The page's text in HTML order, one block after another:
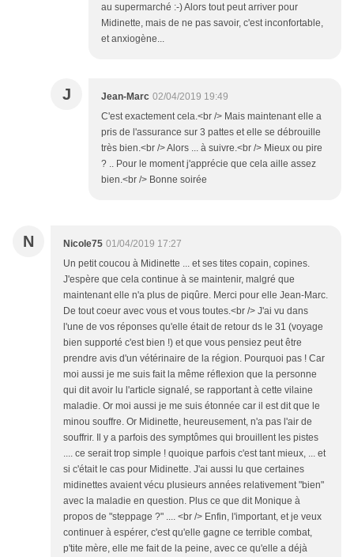
au supermarché :-) Alors tout peut arriver pour
Midinette, mais de ne pas savoir, c'est inconfortable,
et anxiogène...
J Jean-Marc 02/04/2019 19:49
C'est exactement cela.<br /> Mais maintenant elle a
pris de l'assurance sur 3 pattes et elle se débrouille
très bien.<br /> Alors ... à suivre.<br /> Mieux ou pire
? .. Pour le moment j'apprécie que cela aille assez
bien.<br /> Bonne soirée
N Nicole75 01/04/2019 17:27
Un petit coucou à Midinette ... et ses tites copain, copines.
J'espère que cela continue à se maintenir, malgré que
maintenant elle n'a plus de piqûre. Merci pour elle Jean-Marc.
De tout coeur avec vous et vous toutes.<br /> J'ai vu dans
l'une de vos réponses qu'elle était de retour ds le 31 (voyage
bien supporté c'est bien !) et que vous pensiez peut être
prendre avis d'un vétérinaire de la région. Pourquoi pas ! Car
moi aussi je me suis fait la même réflexion que la personne
qui dit avoir lu l'article signalé, se rapportant à cette vilaine
maladie. Or moi aussi je me suis étonnée car il est dit que le
minou souffre. Or Midinette, heureusement, n'a pas l'air de
souffrir. Il y a parfois des symptômes qui brouillent les pistes
.... ce serait trop simple ! quoique parfois c'est tant mieux, ... et
si c'était le cas pour Midinette. J'ai aussi lu que certaines
midinettes avaient vécu plusieurs années relativement "bien"
avec la maladie en question. Plus ce que dit Monique à
propos de "steppage ?" .... <br /> Enfin, l'important, et je veux
continuer à espérer, c'est qu'elle gagne ce terrible combat,
p'tite mère, elle me fait de la peine, avec ce qu'elle a déjà